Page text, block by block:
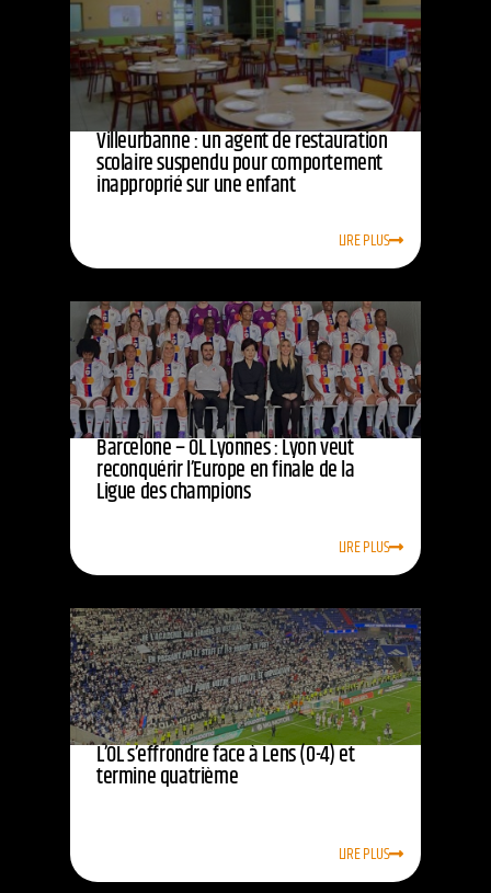
Villeurbanne : un agent de restauration
scolaire suspendu pour comportement
inapproprié sur une enfant
LIRE PLUS
Barcelone – OL Lyonnes : Lyon veut
reconquérir l’Europe en finale de la
Ligue des champions
LIRE PLUS
L’OL s’effrondre face à Lens (0-4) et
termine quatrième
LIRE PLUS